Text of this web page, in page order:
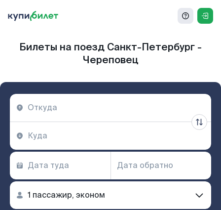
Билеты на поезд Санкт-Петербург -
Череповец